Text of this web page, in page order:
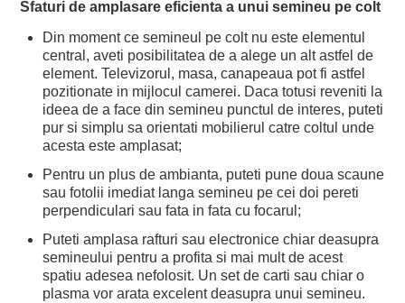
Sfaturi de amplasare eficienta a unui semineu pe colt
Din moment ce semineul pe colt nu este elementul
central, aveti posibilitatea de a alege un alt astfel de
element. Televizorul, masa, canapeaua pot fi astfel
pozitionate in mijlocul camerei. Daca totusi reveniti la
ideea de a face din semineu punctul de interes, puteti
pur si simplu sa orientati mobilierul catre coltul unde
acesta este amplasat;
Pentru un plus de ambianta, puteti pune doua scaune
sau fotolii imediat langa semineu pe cei doi pereti
perpendiculari sau fata in fata cu focarul;
Puteti amplasa rafturi sau electronice chiar deasupra
semineului pentru a profita si mai mult de acest
spatiu adesea nefolosit. Un set de carti sau chiar o
plasma vor arata excelent deasupra unui semineu.